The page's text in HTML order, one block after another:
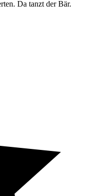
Da tanzt der Bär.